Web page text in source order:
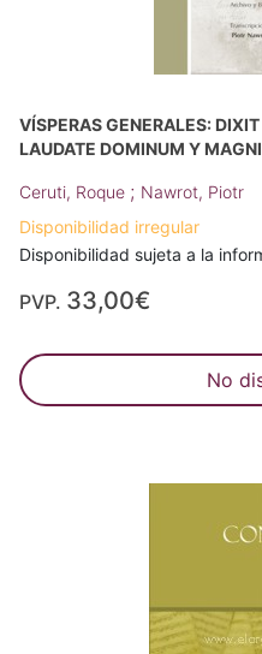
VÍSPERAS GENERALES:
LAUDATE DOMINUM Y
Ceruti, Roque ; Nawrot, Piotr
Disponibilidad irregular
Disponibilidad sujeta a la
PVP. 33,00€
No